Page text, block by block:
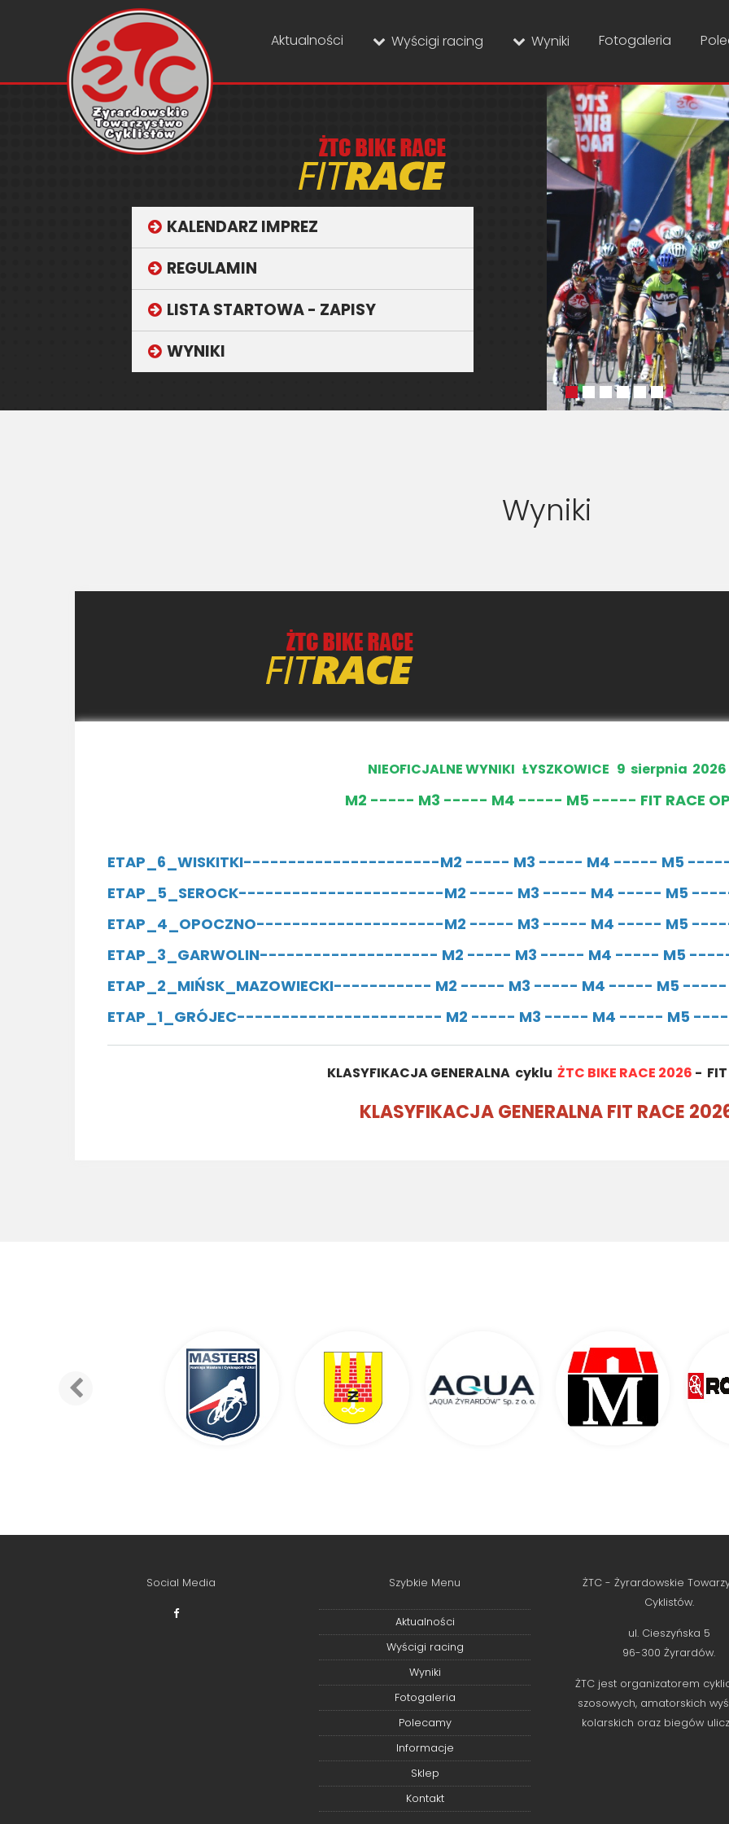
Aktualności Wyścigi racing Wyniki Fotogaleria
KALENDARZ IMPREZ
REGULAMIN
LISTA STARTOWA - ZAPISY
WYNIKI
Wyniki
NIEOFICJALNE WYNIKI ŁYSZKOWICE 9 sierpnia 2026
M2 ----- M3 ----- M4 ----- M5 ----- FIT RACE
ETAP_6_WISKITKI----------------------M2 ----- M3 ----- M4 ----- M5
ETAP_5_SEROCK-----------------------M2 ----- M3 ----- M4 ----- M5
ETAP_4_OPOCZNO---------------------M2 ----- M3 ----- M4 ----- M5
ETAP_3_GARWOLIN-------------------- M2 ----- M3 ----- M4 ----- M5
ETAP_2_MIŃSK_MAZOWIECKI----------- M2 ----- M3 ----- M4 ----- M5
ETAP_1_GRÓJEC----------------------- M2 ----- M3 ----- M4 ----- M5
KLASYFIKACJA GENERALNA cyklu ŻTC BIKE RACE 2026 - FIT
KLASYFIKACJA GENERALNA FIT RACE
Social Media Szybkie Menu
Aktualności
Wyścigi racing
Wyniki
Fotogaleria
Polecamy
Informacje
Sklep
Kontakt
ŻTC - Żyrardowskie
Cyklistów.
ul. Cieszyńska 5
96-300 Żyrardów.
ŻTC jest organizatorem
szosowych, amatorskich
kolarskich oraz biegów